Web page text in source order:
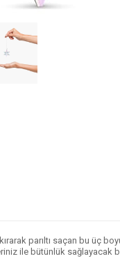
kırarak parıltı saçan bu
ile bütünlük sağlayacak